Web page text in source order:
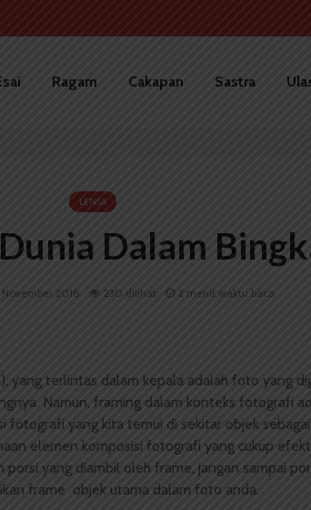
Ragam Cakapan Sastra
LENSA
Dalam
November 2018 230 dilihat 2 menit waktu baca
yang terlintas dalam kepala adalah foto yang
Namun, framing dalam konteks fotografi
fotografi yang kita temui di sekitar objek
elemen komposisi fotografi yang cukup
porsi yang diambil oleh frame, jangan sampai
frame objek utama dalam foto anda.